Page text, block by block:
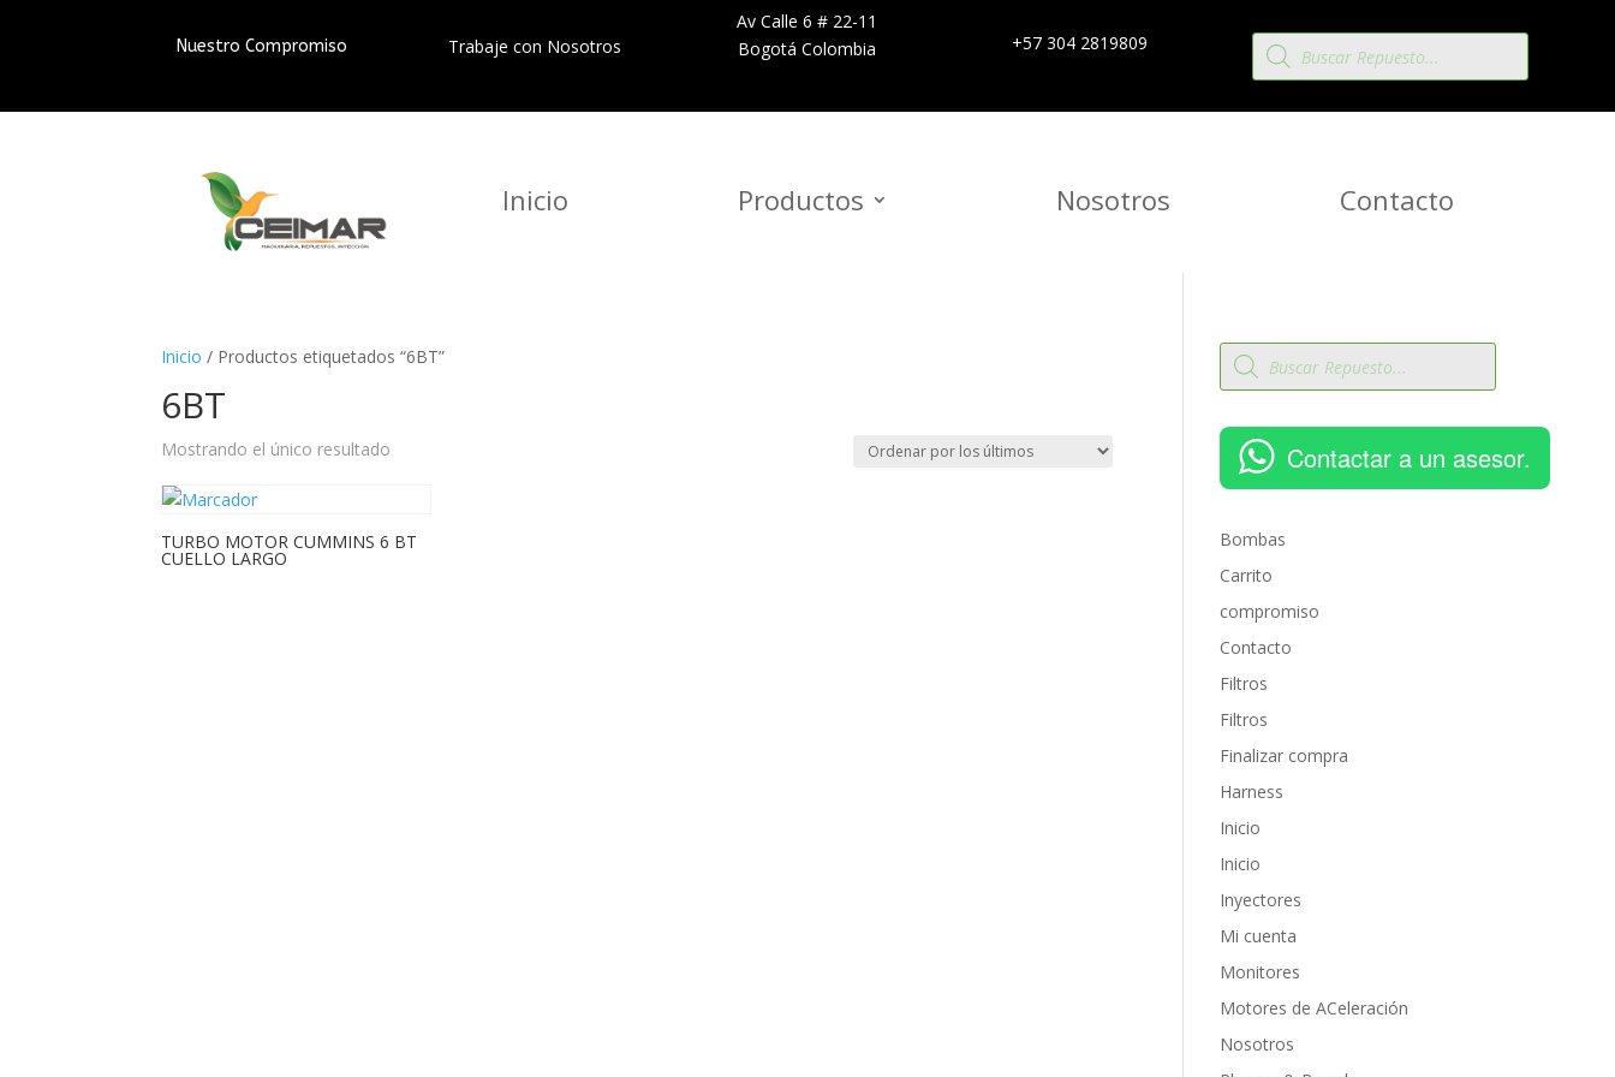
Nuestro Compromiso Trabaje con Nosotros
Av Calle 6 # 22-11
Bogotá Colombia
+57 304 2819809 Búsqueda
de
productos
Inicio Productos Nosotros Contacto
Inicio / Productos etiquetados “6BT”
6BT
Mostrando el único resultado
TURBO MOTOR CUMMINS 6 BT
CUELLO LARGO
Búsqueda
de
productos
Contactar a un asesor.
Bombas
Carrito
compromiso
Contacto
Filtros
Filtros
Finalizar compra
Harness
Inicio
Inicio
Inyectores
Mi cuenta
Monitores
Motores de ACeleración
Nosotros